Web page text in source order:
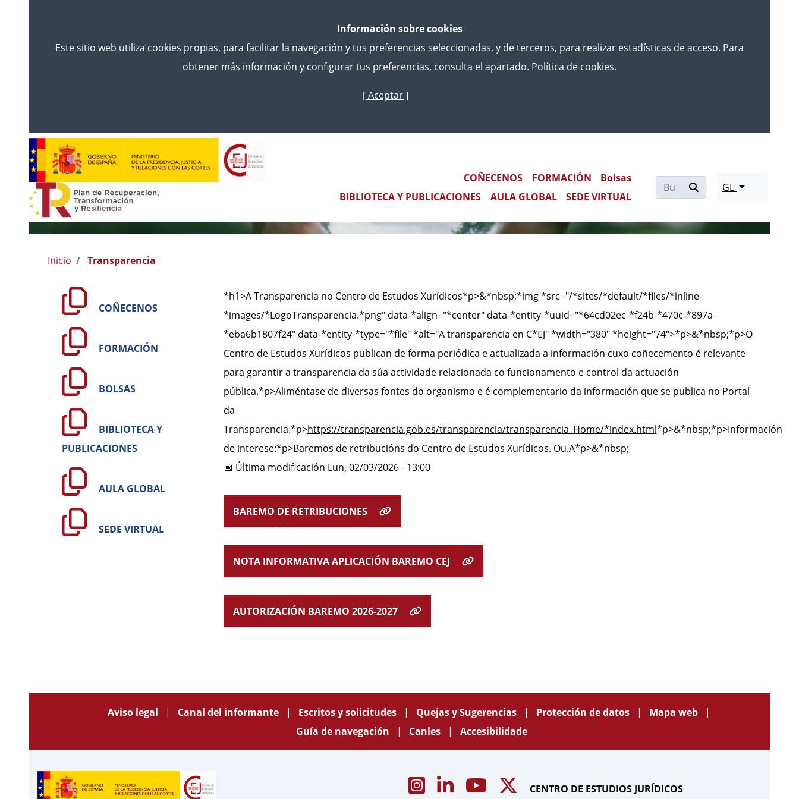
Ir
contido
Información sobre cookies
Este sitio web utiliza cookies propias, para facilitar la navegación y tus preferencias seleccionadas, y de terceros, para realizar estadísticas de acceso. Para
obtener más información y configurar tus preferencias, consulta el apartado. Política de cookies.
[ Aceptar ]
Main navigation
COÑECENOS FORMACIÓN
Bolsas
BIBLIOTECA Y PUBLICACIONES
AULA GLOBAL SEDE VIRTUAL
GL
Inicio Transparencia
COÑECENOS
FORMACIÓN
BOLSAS
BIBLIOTECA Y
PUBLICACIONES
AULA GLOBAL
SEDE VIRTUAL
*h1>A Transparencia no Centro de Estudos Xurídicos*p>&*nbsp;*img *src="/*sites/*default/*files/*inline-
*images/*LogoTransparencia.*png" data-*align="*center" data-*entity-*uuid="*64cd02ec-*f24b-*470c-*897a-
*eba6b1807f24" data-*entity-*type="*file" *alt="A transparencia en C*EJ" *width="380" *height="74">*p>&*nbsp;*p>O
Centro de Estudos Xurídicos publican de forma periódica e actualizada a información cuxo coñecemento é relevante
para garantir a transparencia da súa actividade relacionada co funcionamento e control da actuación
pública.*p>Aliméntase de diversas fontes do organismo e é complementario da información que se publica no Portal
da
Transparencia.*p>https://transparencia.gob.es/transparencia/transparencia_Home/*index.html*p>&*nbsp;*p>Información
de interese:*p>Baremos de retribucións do Centro de Estudos Xurídicos. Ou.A*p>&*nbsp;
📅 Última modificación Lun, 02/03/2026 - 13:00
BAREMO DE RETRIBUCIONES
NOTA INFORMATIVA APLICACIÓN BAREMO CEJ
AUTORIZACIÓN BAREMO 2026-2027
Aviso legal Canal del informante Escritos y solicitudes Quejas y Sugerencias Protección de datos
Mapa web
Guía de navegación
Canles Accesibilidade
CENTRO DE ESTUDIOS JURÍDICOS